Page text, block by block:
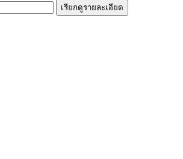
เรียกดูรายละเอียด